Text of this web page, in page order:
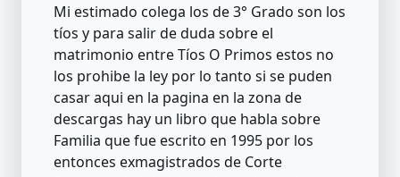
Mi estimado colega los de 3° Grado son los
tíos y para salir de duda sobre el
matrimonio entre Tíos O Primos estos no
los prohibe la ley por lo tanto si se puden
casar aqui en la pagina en la zona de
descargas hay un libro que habla sobre
Familia que fue escrito en 1995 por los
entonces exmagistrados de Corte